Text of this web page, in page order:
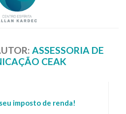
ASSESSORIA DE
CEAK
imposto de renda!